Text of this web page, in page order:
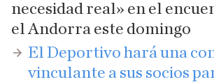
necesidad real» en el
el Andorra este domingo
El Deportivo hará una
vinculante a sus socios